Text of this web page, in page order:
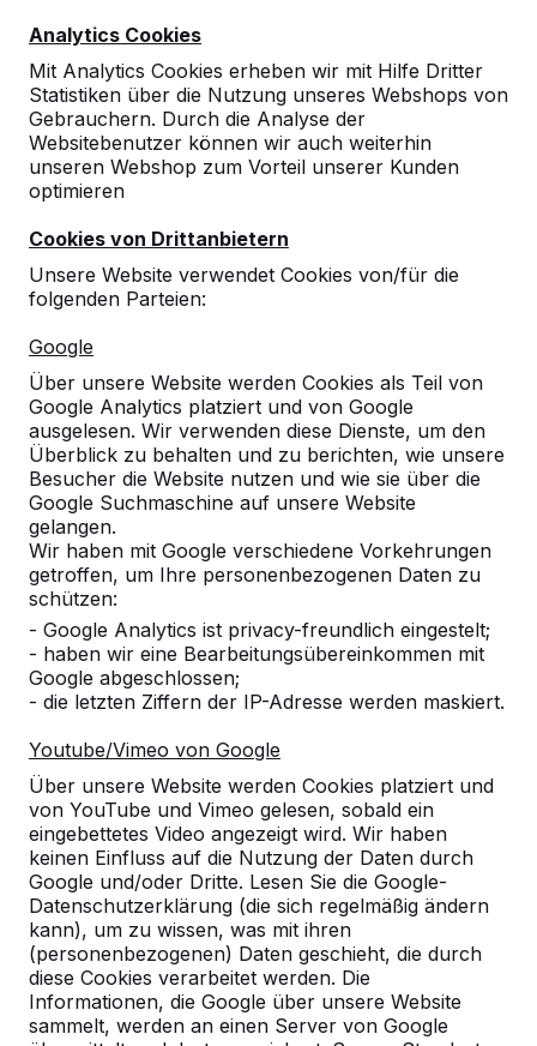
Analytics Cookies
Mit Analytics Cookies erheben wir mit Hilfe Dritter
Statistiken über die Nutzung unseres Webshops von
Gebrauchern. Durch die Analyse der
Websitebenutzer können wir auch weiterhin
unseren Webshop zum Vorteil unserer Kunden
optimieren
Cookies von Drittanbietern
Unsere Website verwendet Cookies von/für die
folgenden Parteien:
Google
Über unsere Website werden Cookies als Teil von
Google Analytics platziert und von Google
ausgelesen. Wir verwenden diese Dienste, um den
Überblick zu behalten und zu berichten, wie unsere
Besucher die Website nutzen und wie sie über die
Google Suchmaschine auf unsere Website
gelangen.
Wir haben mit Google verschiedene Vorkehrungen
getroffen, um Ihre personenbezogenen Daten zu
schützen:
- Google Analytics ist privacy-freundlich eingestelt;
- haben wir eine Bearbeitungsübereinkommen mit
Google abgeschlossen;
- die letzten Ziffern der IP-Adresse werden maskiert.
Youtube/Vimeo von Google
Über unsere Website werden Cookies platziert und
von YouTube und Vimeo gelesen, sobald ein
eingebettetes Video angezeigt wird. Wir haben
keinen Einfluss auf die Nutzung der Daten durch
Google und/oder Dritte. Lesen Sie die Google-
Datenschutzerklärung (die sich regelmäßig ändern
kann), um zu wissen, was mit ihren
(personenbezogenen) Daten geschieht, die durch
diese Cookies verarbeitet werden. Die
Informationen, die Google über unsere Website
sammelt, werden an einen Server von Google
Oberfläche gut zu bespielen.
24-06-2024
Referenzen
Unsere Produkte finden Sie in ganz Europa
und darüber hinaus. Sehen Sie hier, wo Sie
ein HeBlad-Produkt in Ihrer Nähe finden.
Produkt
Alles anzeigen
Kategorie
Alles anzeigen
Ort oder Postleitzahl suchen